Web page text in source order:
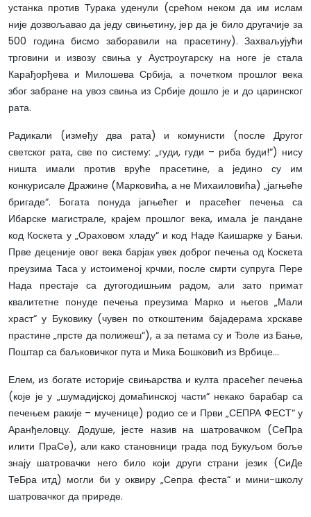
устанка против Турака уденули (срећом неком да им ислам
није дозвољавао да једу свињетину, јер да је било другачије за
500 година бисмо заборавили на прасетину). Захваљујући
трговини и извозу свиња у Аустроугарску на ноге је стала
Карађорђева и Милошева Србија, а почетком прошлог века
због забране на увоз свиња из Србије дошло је и до царинског
рата.
Радикали (између два рата) и комунисти (после Другог
светског рата, све по систему: „гуди, гуди – риба буди!“) нису
ништа имали против вруће прасетине, а једино су им
конкурисале Дражине (Марковића, а не Михаиловића) „јагњеће
бригаде“. Богата понуда јагњећег и прасећег печења са
Ибарске магистрале, крајем прошлог века, имала је пандане
код Коскета у „Ораховом хладу“ и код Наде Каишарке у Бањи.
Прве деценије овог века барјак увек доброг печења од Коскета
преузима Таса у истоименој крчми, после смрти супруга Пере
Нада престаје са дугогодишњим радом, али зато примат
квалитетне понуде печења преузима Марко и његов „Мали
храст“ у Буковику (чувен по откоштеним бајадерама хрскаве
прастине „прсте да полижеш“), а за петама су и Ђоле из Бање,
Поштар са баљковичког пута и Мика Бошковић из Врбице...
Елем, из богате историје свињарства и култа прасећег печења
(које је у „шумадијској домаћинској части“ некако барабар са
печењем ракије – мученице) родио се и Први „СЕПРА ФЕСТ“ у
Аранђеловцу. Додуше, јесте назив на шатровачком (СеПра
илити ПраСе), али како становници града под Букуљом боље
знају шатровачки него било који други страни језик (СиДе
ТеБра итд) могли би у оквиру „Сепра феста“ и мини-школу
шатровачког да приреде.